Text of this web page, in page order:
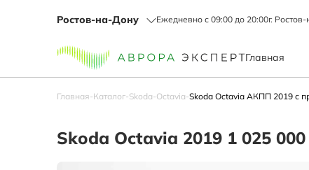
Ростов-на-Дону Ежедневно с 09:00 до 20:00г.
Главная
Главная-Каталог-Skoda-Octavia-Skoda Octavia АКПП 2019 с
Skoda Octavia 2019 1 025